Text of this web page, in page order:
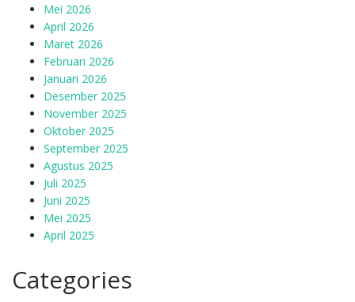
Mei 2026
April 2026
Maret 2026
Februari 2026
Januari 2026
Desember 2025
November 2025
Oktober 2025
September 2025
Agustus 2025
Juli 2025
Juni 2025
Mei 2025
April 2025
Categories